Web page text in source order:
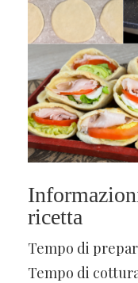
ricetta
Tempo di
Tempo di